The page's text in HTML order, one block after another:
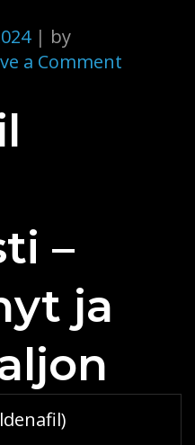
| by
a Comment
–
ja